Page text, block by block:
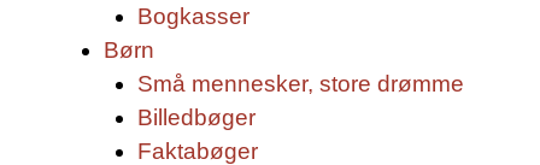
Bogkasser
Børn
Små mennesker, store drømme
Billedbøger
Faktabøger